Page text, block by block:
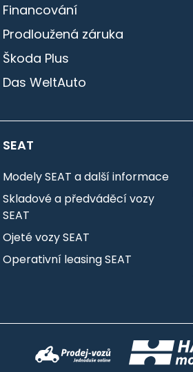
Financování
Prodloužená záruka
Škoda Plus
Das WeltAuto
SEAT
Modely SEAT a další informace
Skladové a předváděcí vozy
SEAT
Ojeté vozy SEAT
Operativní leasing SEAT